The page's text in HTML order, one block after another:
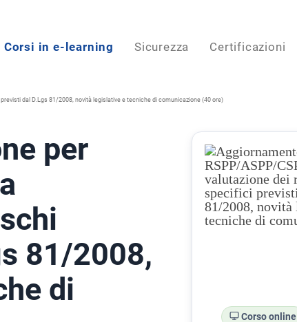
Corsi in e-learning Sicurezza Certificazioni
dal D.Lgs 81/2008, novità legislative e tecniche di comunicazione (40 ore)
per
81/2008,
di
Corso online